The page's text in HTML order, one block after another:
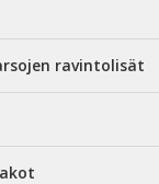
ravintolisät